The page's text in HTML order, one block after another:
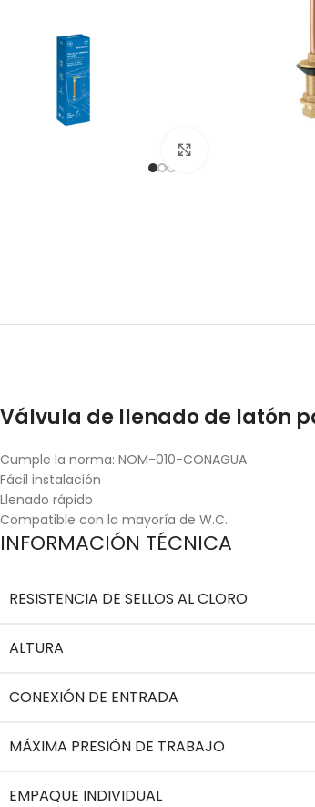
Válvula de llenado de latón
Cumple la norma: NOM-010-CONAGUA
Fácil instalación
Llenado rápido
Compatible con la mayoría de W.C.
INFORMACIÓN TÉCNICA
RESISTENCIA DE SELLOS AL CLORO
ALTURA
CONEXIÓN DE ENTRADA
MÁXIMA PRESIÓN DE TRABAJO
EMPAQUE INDIVIDUAL